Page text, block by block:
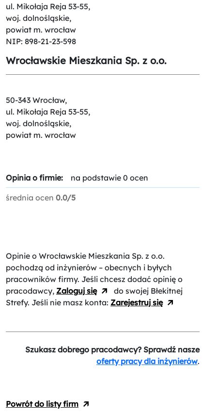
ul. Mikołaja Reja 53-55,
woj. dolnośląskie,
powiat m. wrocław
NIP: 898-21-23-598
Wrocławskie Mieszkania Sp. z o.o.
50-343 Wrocław,
ul. Mikołaja Reja 53-55,
woj. dolnośląskie,
powiat m. wrocław
Opinia o firmie: na podstawie 0 ocen
średnia ocen 0.0/5
Opinie o Wrocławskie Mieszkania Sp. z o.o.
pochodzą od inżynierów – obecnych i byłych
pracowników firmy. Jeśli chcesz dodać opinię o
pracodawcy, Zaloguj się
do swojej Błekitnej
Strefy. Jeśli nie masz konta: Zarejestruj się
Szukasz dobrego pracodawcy? Sprawdź nasze
oferty pracy dla inżynierów.
Powrót do listy firm